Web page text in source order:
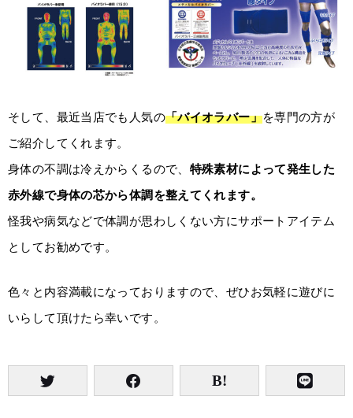
そして、最近当店でも人気の「バイオラバー」を専門の方が
ご紹介してくれます。
身体の不調は冷えからくるので、 特殊素材によって発生した
赤外線で身体の芯から体調を整えてくれます。
怪我や病気などで体調が思わしくない方にサポートアイテム
としてお勧めです。
色々と内容満載になっておりますので、ぜひお気軽に遊びに
いらして頂けたら幸いです。